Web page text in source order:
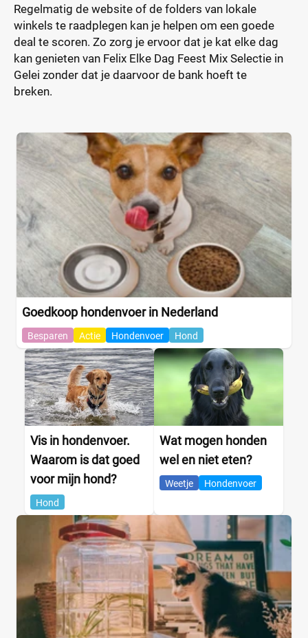
Regelmatig de website of de folders van lokale
winkels te raadplegen kan je helpen om een goede
deal te scoren. Zo zorg je ervoor dat je kat elke dag
kan genieten van Felix Elke Dag Feest Mix Selectie in
Gelei zonder dat je daarvoor de bank hoeft te
breken.
Goedkoop hondenvoer in Nederland
Besparen Actie Hondenvoer Hond
Vis in hondenvoer.
Waarom is dat goed
voor mijn hond?
Hond
Wat mogen honden
wel en niet eten?
Weetje Hondenvoer